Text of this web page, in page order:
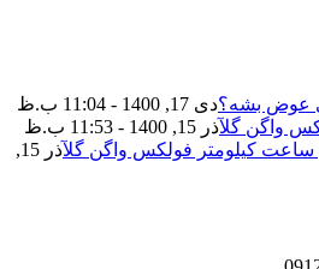
عوض بشه؟دی 17, 1400 - 11:04 ب.ظ
واگن گلآذر 15, 1400 - 11:53 ب.ظ
کیلومتر فولکس واگن گل
آذر 15,